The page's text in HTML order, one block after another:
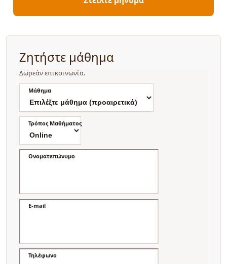
Ζητήστε μάθημα
Δωρεάν επικοινωνία.
Μάθημα
Τρόπος Μαθήματος
Ονοματεπώνυμο
E-mail
Τηλέφωνο